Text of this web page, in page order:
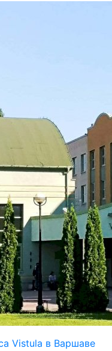
Vistula в Варшаве